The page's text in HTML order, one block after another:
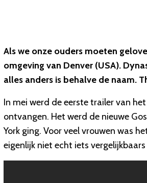
Als we onze ouders moeten
omgeving van Denver (USA).
alles anders is behalve de naam.
In mei werd de eerste trailer van
ontvangen. Het werd de nieuwe
York ging. Voor veel vrouwen was
eigenlijk niet echt iets